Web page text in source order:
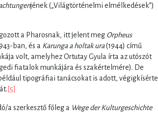
jének („Világtörténelmi elmélkedések”)
a Pharosnak, itt jelent meg Orpheus
ban, és a Karunga a holtak ura(1944) című
volt, amelyhez Ortutay Gyula írta az utószót
fiatalok munkájára és szakértelmére). De
tipográfiai tanácsokat is adott, végigkísérte
[5]
a szerkesztő főleg a Wege der Kulturgeschichte